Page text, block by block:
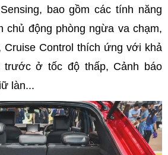
bao gồm các tính năng
chủ động phòng ngừa va chạm,
Control thích ứng với khả
trước ở tốc độ thấp, Cảnh báo
làn...